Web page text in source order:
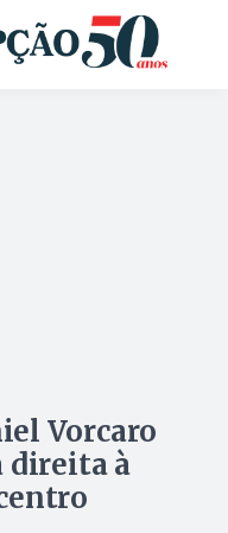
Vorcaro
direita à